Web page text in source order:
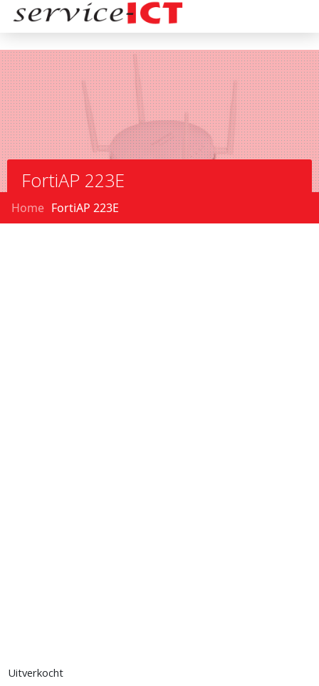
FortiAP 223E
Home FortiAP 223E
Uitverkocht